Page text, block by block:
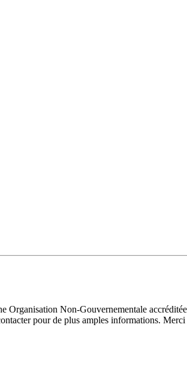
Non-Gouvernementale
pour de plus amples informations.